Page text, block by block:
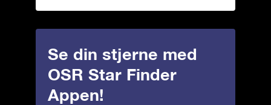
Se din stjerne med
OSR Star Finder
Appen!